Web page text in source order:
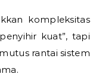
kompleksitas
kuat”, tapi
rantai sistem